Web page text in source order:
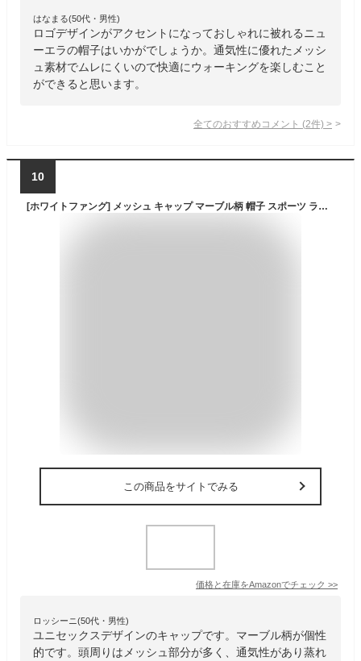
はなまる(50代・男性)
ロゴデザインがアクセントになっておしゃれに被れるニュ
ーエラの帽子はいかがでしょうか。通気性に優れたメッシ
ュ素材でムレにくいので快適にウォーキングを楽しむこと
ができると思います。
全てのおすすめコメント (2件) >
10
[ホワイトファング] メッシュ キャップ マーブル柄 帽子 スポーツ ランニング アウトドア メンズ レディース CA628(ピンク)
この商品をサイトでみる
価格と在庫をAmazonでチェック >>
ロッシーニ(50代・男性)
ユニセックスデザインのキャップです。マーブル柄が個性
的です。頭周りはメッシュ部分が多く、通気性があり蒸れ